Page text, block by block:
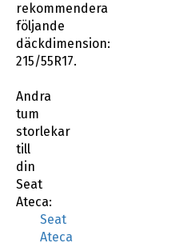
rekommendera
följande
däckdimension:
215/55R17.
Andra
tum
storlekar
till
din
Seat
Ateca:
Seat
Ateca